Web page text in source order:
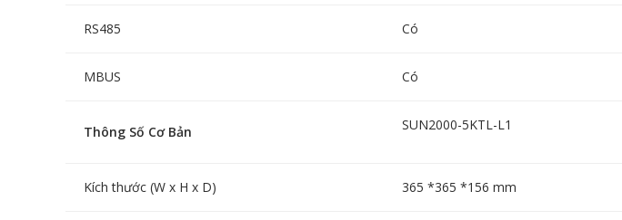
RS485 Có
MBUS Có
Thông Số Cơ Bản SUN2000-5KTL-L1
Kích thước (W x H x D) 365 *365 *156 mm